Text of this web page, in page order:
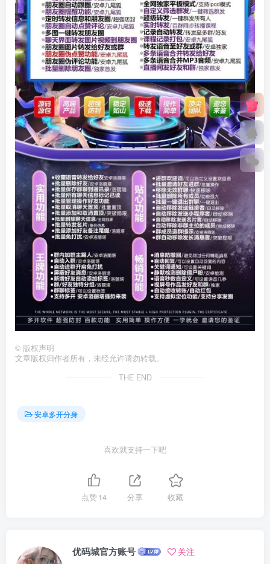
© 版权声明
文章版权归作者所有，未经允许请勿转载。
THE END
安卓多开分身
喜欢就支持一下吧
点赞14 分享 收藏
优码城官方账号 关注